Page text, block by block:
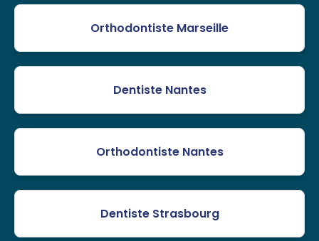
Orthodontiste Marseille
Dentiste Nantes
Orthodontiste Nantes
Dentiste Strasbourg